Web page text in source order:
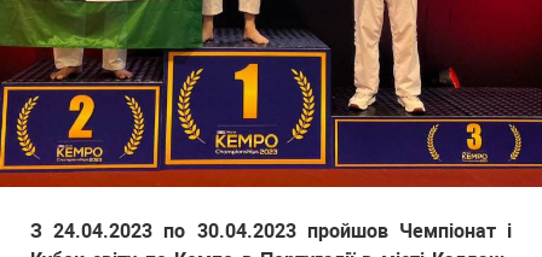
З 24.04.2023 по 30.04.2023 пройшов Чемпіонат і